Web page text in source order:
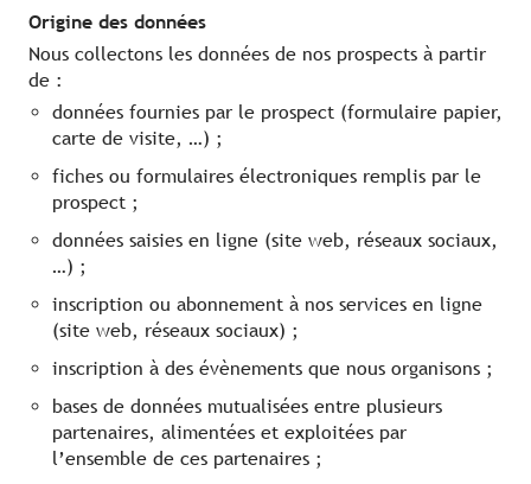
Origine des données
Nous collectons les données de nos prospects à partir
de :
données fournies par le prospect (formulaire papier,
carte de visite, …) ;
fiches ou formulaires électroniques remplis par le
prospect ;
données saisies en ligne (site web, réseaux sociaux,
…) ;
inscription ou abonnement à nos services en ligne
(site web, réseaux sociaux) ;
inscription à des évènements que nous organisons ;
bases de données mutualisées entre plusieurs
partenaires, alimentées et exploitées par
l’ensemble de ces partenaires ;